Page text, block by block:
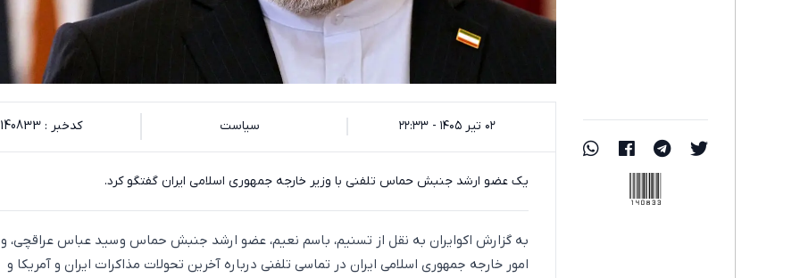
۰۲ تیر ۱۴۰۵ - ۲۲:۳۳ سیاست کدخبر : 140833
یک عضو ارشد جنبش حماس تلفنی با وزیر خارجه جمهوری اسلامی ایران گفتگو کرد.
به گزارش اکوایران به نقل از تسنیم، باسم نعیم، عضو ارشد جنبش حماس و سید عباس عراقچی،
امور خارجه جمهوری اسلامی ایران در تماسی تلفنی درباره آخرین تحولات مذاکرات ایران و آمریکا و